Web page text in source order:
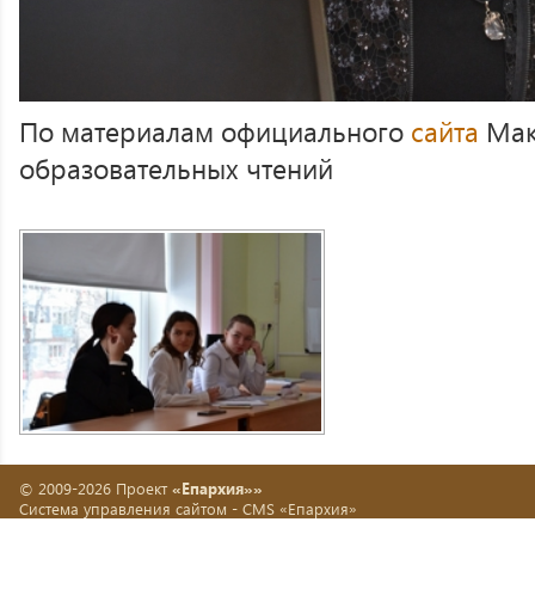
По материалам официального сайта
образовательных чтений
© 2009-2026 Проект «Епархия»»
Система управления сайтом - CMS «Епархия»